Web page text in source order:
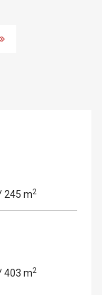
245 m2
403 m2